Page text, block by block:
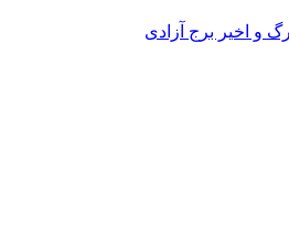
و اخیر برج آزادی